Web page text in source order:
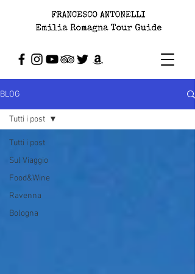
BLOG
Tutti i post
Sul Viaggio
Food&Wine
Ravenna
Bologna
Tutti i post